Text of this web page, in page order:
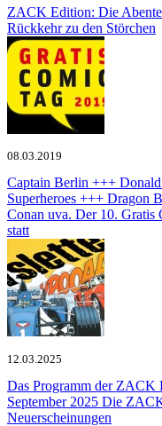
ZACK Edition: Die
Rückkehr zu den Störchen
08.03.2019
Captain Berlin +++
Superheroes +++ Dragon
Conan uva. Der 10. Gratis
statt
12.03.2025
Das Programm der ZACK
September 2025 Die
Neuerscheinungen